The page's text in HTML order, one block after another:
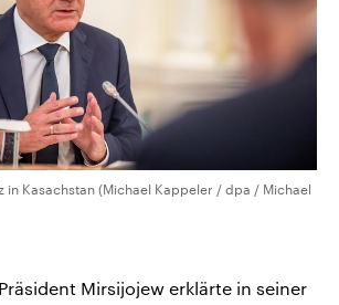
in Kasachstan (Michael Kappeler / dpa / Michael
Mirsijojew erklärte in seiner